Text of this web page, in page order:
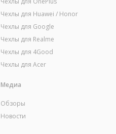
Чехлы для Huawei / Honor
Чехлы для Google
Чехлы для Realme
Чехлы для 4Good
Чехлы для Acer
Медиа
Обзоры
Новости